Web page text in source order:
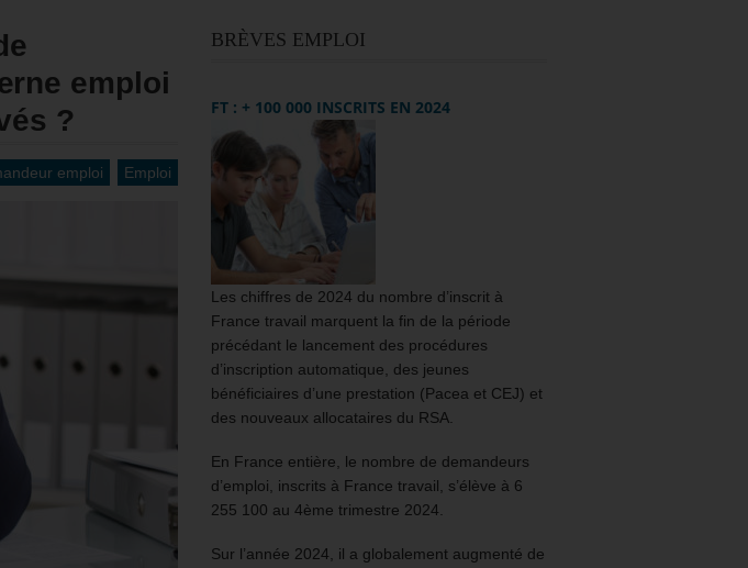
emploi
?
emploi Emploi
BRÈVES EMPLOI
FT : + 100 000 INSCRITS EN 2024
Les chiffres de 2024 du nombre d’inscrit à
France travail marquent la fin de la période
précédant le lancement des procédures
d’inscription automatique, des jeunes
bénéficiaires d’une prestation (Pacea et CEJ) et
des nouveaux allocataires du RSA.
En France entière, le nombre de demandeurs
d’emploi, inscrits à France travail, s’élève à 6
255 100 au 4ème trimestre 2024.
Sur l’année 2024, il a globalement augmenté de